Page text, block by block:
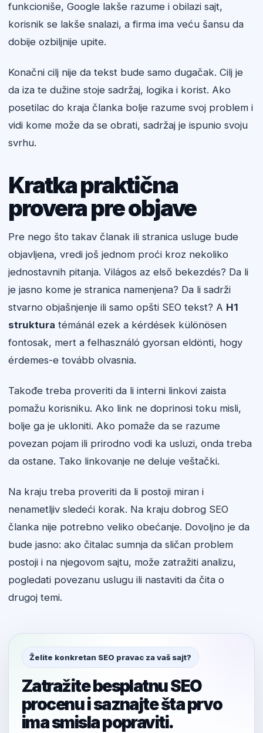
funkcioniše, Google lakše razume i obilazi sajt,
korisnik se lakše snalazi, a firma ima veću šansu da
dobije ozbiljnije upite.
Konačni cilj nije da tekst bude samo dugačak. Cilj je
da iza te dužine stoje sadržaj, logika i korist. Ako
posetilac do kraja članka bolje razume svoj problem i
vidi kome može da se obrati, sadržaj je ispunio svoju
svrhu.
Kratka praktična
provera pre objave
Pre nego što takav članak ili stranica usluge bude
objavljena, vredi još jednom proći kroz nekoliko
jednostavnih pitanja. Világos az első bekezdés? Da li
je jasno kome je stranica namenjena? Da li sadrži
stvarno objašnjenje ili samo opšti SEO tekst? A H1
struktura témánál ezek a kérdések különösen
fontosak, mert a felhasználó gyorsan eldönti, hogy
érdemes-e tovább olvasnia.
Takođe treba proveriti da li interni linkovi zaista
pomažu korisniku. Ako link ne doprinosi toku misli,
bolje ga je ukloniti. Ako pomaže da se razume
povezan pojam ili prirodno vodi ka usluzi, onda treba
da ostane. Tako linkovanje ne deluje veštački.
Na kraju treba proveriti da li postoji miran i
nenametljiv sledeći korak. Na kraju dobrog SEO
članka nije potrebno veliko obećanje. Dovoljno je da
bude jasno: ako čitalac sumnja da sličan problem
postoji i na njegovom sajtu, može zatražiti analizu,
pogledati povezanu uslugu ili nastaviti da čita o
drugoj temi.
Želite konkretan SEO pravac za vaš sajt?
Zatražite besplatnu SEO
procenu i saznajte šta prvo
ima smisla popraviti.